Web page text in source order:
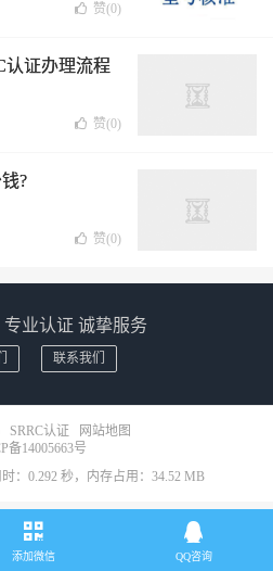
赞(0)
认证办理流程
赞(0)
?
赞(0)
专业认证 诚挚服务
联系我们
SRRC认证
网站地图
备14005663号
：0.292 秒，内存占用：34.52 MB
添加微信 QQ咨询